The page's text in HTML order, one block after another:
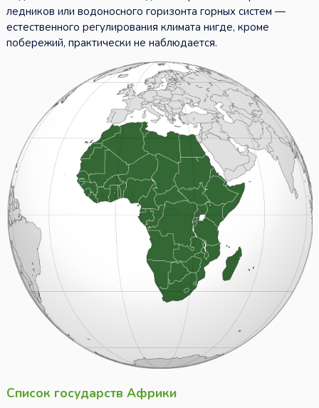
ледников или водоносного горизонта горных систем —
естественного регулирования климата нигде, кроме
побережий, практически не наблюдается.
Список государств Африки